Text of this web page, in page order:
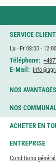
SERVICE
Lu - Fr 08:00 - 12:00
Téléphone:
E-Mail:
NOS AVANTAGES
NOS
ACHETER EN
ENTREPRISE
Conditions